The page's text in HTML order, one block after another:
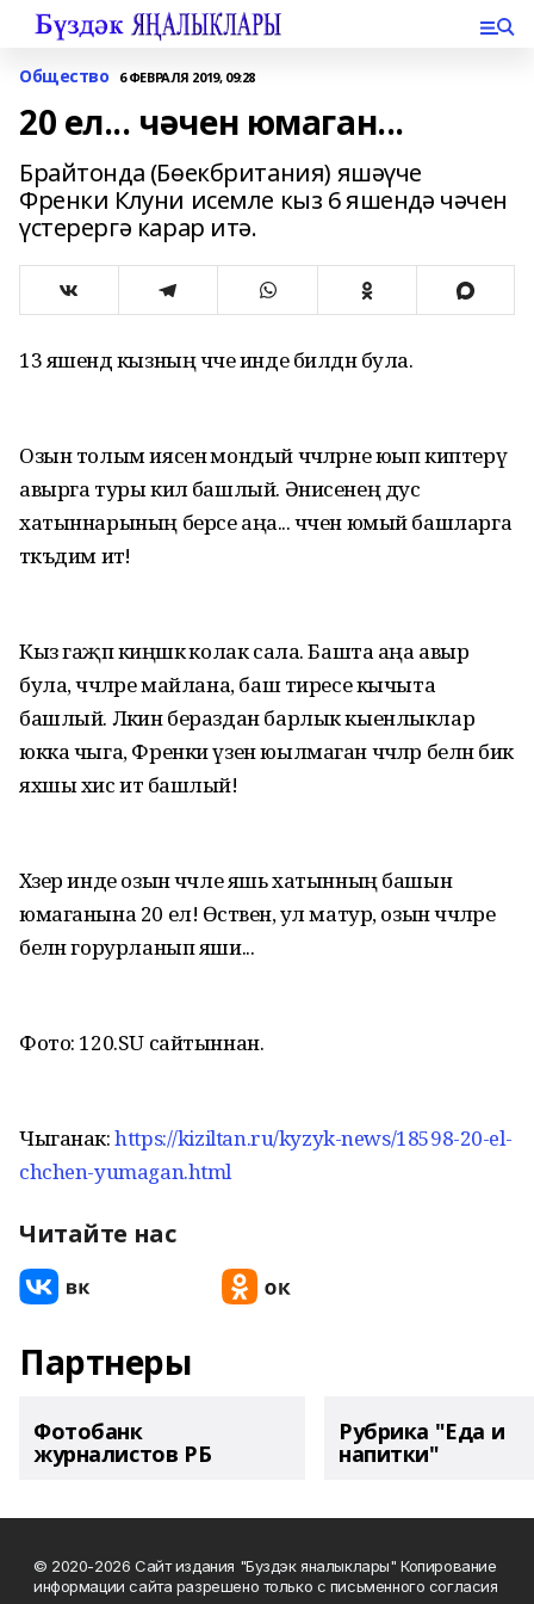
Общество 6 ФЕВРАЛЯ 2019, 09:28
20 ел... чәчен юмаган...
Брайтонда (Бөекбритания) яшәүче
Френки Клуни исемле кыз 6 яшендә чәчен
үстерергә карар итә.
13 яшендә кызның чәче инде билдән була.
Озын толым иясенә мондый чәчләрне юып киптерү
авырга туры килә башлый. Әнисенең дус
хатыннарының берсе аңа... чәчен юмый башларга
тәкъдим итә!
Кыз гаҗәп киңәшкә колак сала. Башта аңа авыр
була, чәчләре майлана, баш тиресе кычыта
башлый. Ләкин бераздан барлык кыенлыклар
юкка чыга, Френки үзен юылмаган чәчләр белән бик
яхшы хис итә башлый!
Хәзер инде озын чәчле яшь хатынның башын
юмаганына 20 ел! Өстәвенә, ул матур, озын чәчләре
белән горурланып яши...
Фото: 120.SU сайтыннан.
Чыганак:https://kiziltan.ru/kyzyk-news/18598-20-el-
chchen-yumagan.html
Читайте нас
Партнеры
Фотобанк
журналистов РБ
Рубрика "Еда и
напитки"
© 2020-2026 Сайт издания "Буздэк яналыклары" Копирование
информации сайта разрешено только с письменного согласия